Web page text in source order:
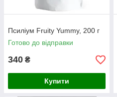
Псиліум Fruity Yummy, 200 г
Готово до відправки
340 ₴
Купити